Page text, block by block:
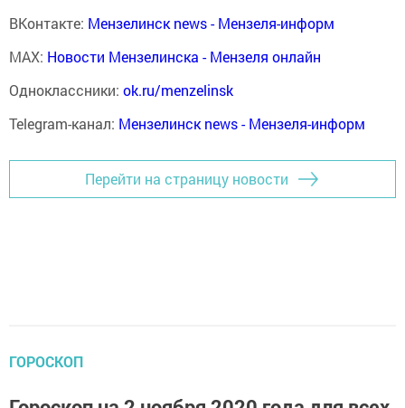
ВКонтакте: Мензелинск news - Мензеля-информ
MAX: Новости Мензелинска - Мензеля онлайн
Одноклассники: ok.ru/menzelinsk
Telegram-канал: Мензелинск news - Мензеля-информ
Перейти на страницу новости
ГОРОСКОП